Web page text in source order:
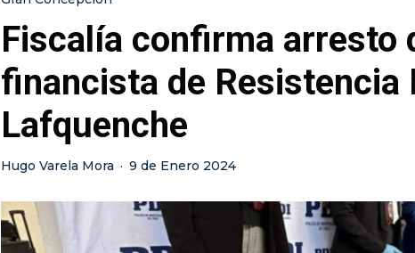
Fiscalía confirma arresto
financista de Resistencia
Lafquenche
Hugo Varela Mora · 9 de Enero 2024